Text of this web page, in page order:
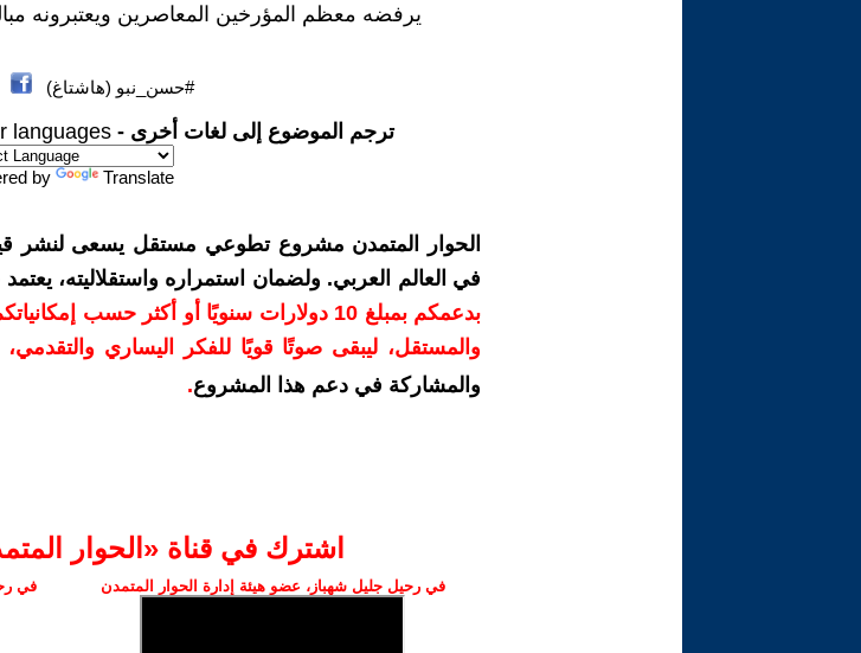
يرفضه معظم المؤرخين المعاصرين ويعتبرونه
#حسن_نبو (هاشتاغ)
ترجم الموضوع إلى لغات أخرى - languages
by Translate
الحوار المتمدن مشروع تطوعي مستقل يسعى لنشر قيم
في العالم العربي. ولضمان استمراره واستقلاليته،
بدعمكم بمبلغ 10 دولارات سنويًا أو أكثر حسب
والمستقل، ليبقى صوتًا قويًا للفكر اليساري والتقدمي،
والمشاركة في دعم هذا المشروع.
اشترك في قناة ‫«الحوار
في رحيل جليل شهباز، عضو هيئة إدارة الحوار المتمدن في